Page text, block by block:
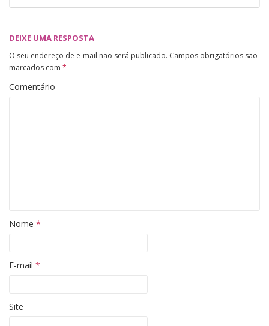
DEIXE UMA RESPOSTA
O seu endereço de e-mail não será publicado. Campos obrigatórios são
marcados com *
Comentário
Nome *
E-mail *
Site